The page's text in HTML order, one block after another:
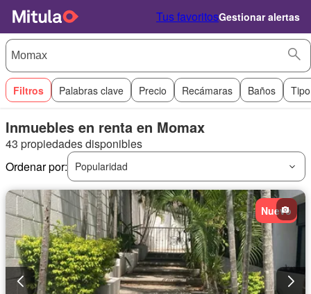
Tus favoritosGestionar alertas
Filtros Palabras clave Precio Recámaras Baños
Inmuebles en renta en Momax
43 propiedades disponibles
Ordenar por:
Popularidad
Nuevo